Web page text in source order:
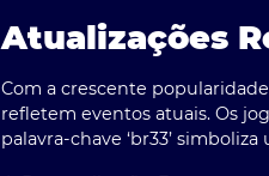
Atualizações
Com a crescente
refletem eventos atuais. Os
palavra-chave ‘br33’ simboliza